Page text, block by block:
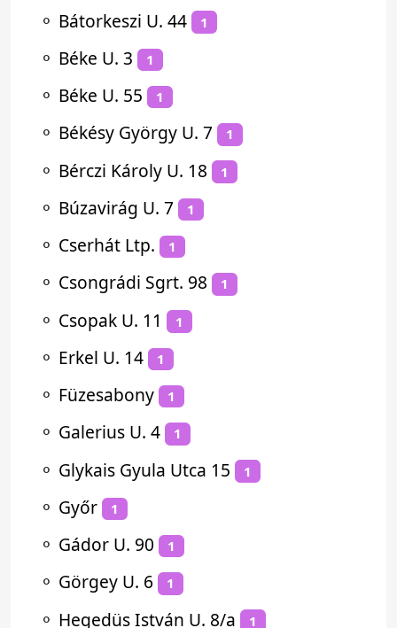
⚬ Bátorkeszi U. 44 1
⚬ Béke U. 3 1
⚬ Béke U. 55 1
⚬ Békésy György U. 7 1
⚬ Bérczi Károly U. 18 1
⚬ Búzavirág U. 7 1
⚬ Cserhát Ltp. 1
⚬ Csongrádi Sgrt. 98 1
⚬ Csopak U. 11 1
⚬ Erkel U. 14 1
⚬ Füzesabony 1
⚬ Galerius U. 4 1
⚬ Glykais Gyula Utca 15 1
⚬ Győr 1
⚬ Gádor U. 90 1
⚬ Görgey U. 6 1
⚬ Hegedüs István U. 8/a 1